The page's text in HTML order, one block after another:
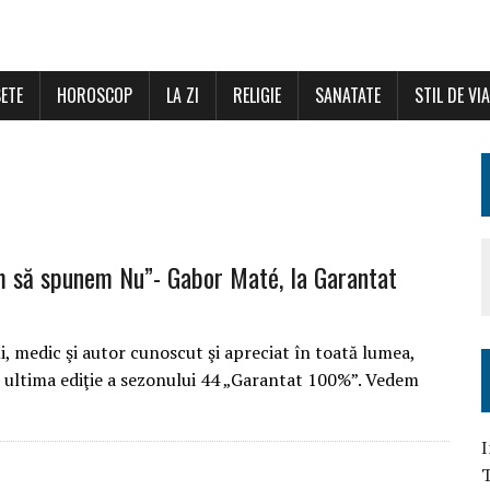
HOROSCOP LA ZI RELIGIE SANATATE STIL DE
spunem Nu”- Gabor Maté, la Garantat
şi autor cunoscut şi apreciat în toată lumea,
ediţie a sezonului 44 „Garantat 100%”. Vedem